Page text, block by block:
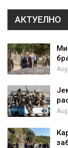
АКТУЕЛНО